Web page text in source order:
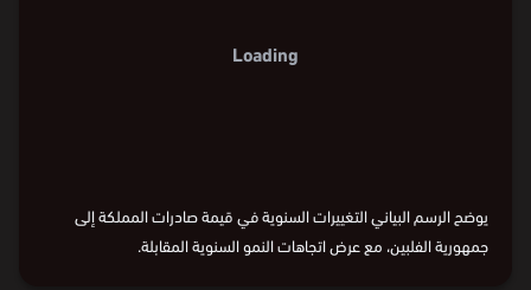
Loading
يوضح الرسم البياني التغييرات السنوية في قيمة صادرات المملكة إلى
جمهورية الفلبين، مع عرض اتجاهات النمو السنوية المقابلة.